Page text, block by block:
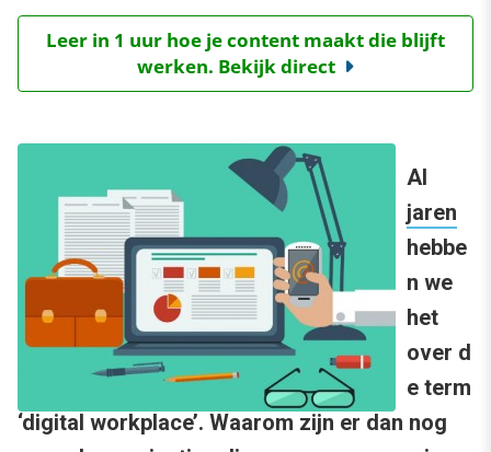
Leer in 1 uur hoe je content maakt die blijft
werken. Bekijk direct
Al
jaren
hebbe
n we
het
over d
e term
‘digital workplace’. Waarom zijn er dan nog